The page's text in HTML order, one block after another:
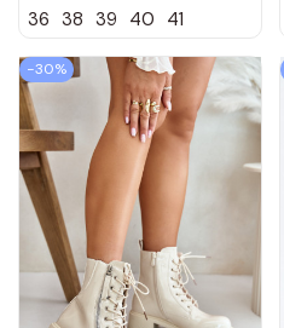
lakiefektiga
36 38 39 40 41
−30%